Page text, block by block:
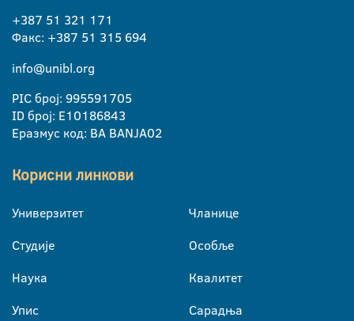
+387 51 321 171
Факс: +387 51 315 694
info@unibl.org
PIC број: 995591705
ID број: E10186843
Еразмус код: BA BANJA02
Корисни линкови
Универзитет
Студије
Наука
Упис
Чланице
Особље
Квалитет
Сарадња